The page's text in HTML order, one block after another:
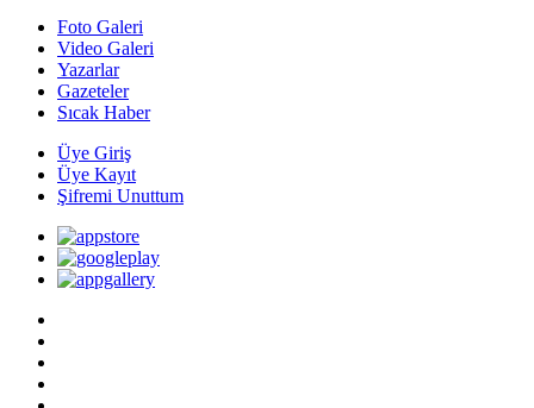
Foto Galeri
Video Galeri
Yazarlar
Gazeteler
Sıcak Haber
Üye Giriş
Üye Kayıt
Şifremi Unuttum